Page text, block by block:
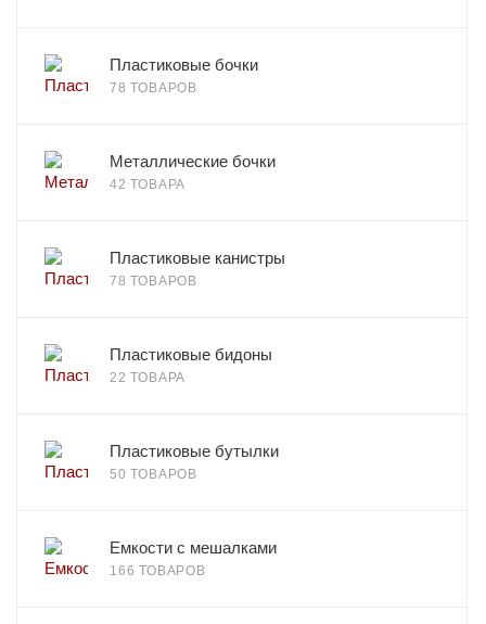
Пластиковые бочки
78 ТОВАРОВ
Металлические бочки
42 ТОВАРА
Пластиковые канистры
78 ТОВАРОВ
Пластиковые бидоны
22 ТОВАРА
Пластиковые бутылки
50 ТОВАРОВ
Емкости с мешалками
166 ТОВАРОВ